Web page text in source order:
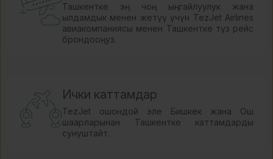
Ташкентке эң чоң ыңгайлуулук жана
ылдамдык менен жетүү үчүн TezJet Airlines
авиакомпаниясы менен Ташкентке түз рейс
брондооңуз.
Ички каттамдар
TezJet ошондой эле Бишкек жана Ош
шаарларынан Ташкентке каттамдарды
сунуштайт.